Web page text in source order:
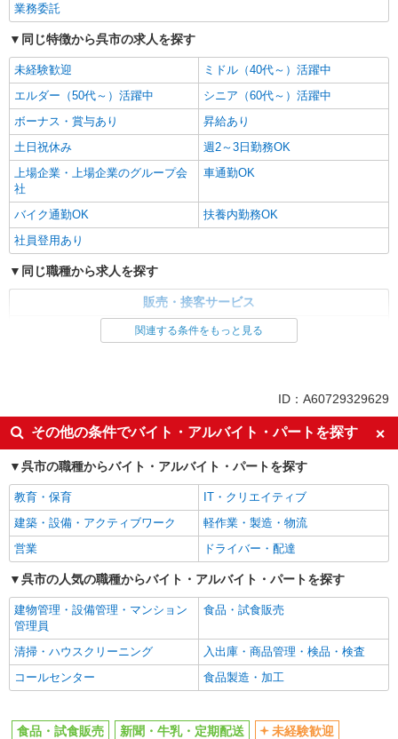
業務委託
同じ特徴から呉市の求人を探す
未経験歓迎
ミドル（40代～）活躍中
エルダー（50代～）活躍中
シニア（60代～）活躍中
ボーナス・賞与あり
昇給あり
土日祝休み
週2～3日勤務OK
上場企業・上場企業のグループ会
社
車通勤OK
バイク通勤OK
扶養内勤務OK
社員登用あり
同じ職種から求人を探す
販売・接客サービス
未経験歓迎
ミドル（40代～）活躍中
ボーナス・賞与あり
土日祝休み
週2～3日勤務OK
上場企業・上場企業のグループ会
社
車通勤OK
扶養内勤務OK
社員登用あり
関連する条件をもっと見る
ID：A60729329629
その他の条件でバイト・アルバイト・パートを探す
呉市の職種からバイト・アルバイト・パートを探す
教育・保育
IT・クリエイティブ
建築・設備・アクティブワーク
軽作業・製造・物流
営業
ドライバー・配達
呉市の人気の職種からバイト・アルバイト・パートを探す
建物管理・設備管理・マンション
管理員
食品・試食販売
清掃・ハウスクリーニング
入出庫・商品管理・検品・検査
コールセンター
食品製造・加工
食品・試食販売 新聞・牛乳・定期配送
未経験歓迎